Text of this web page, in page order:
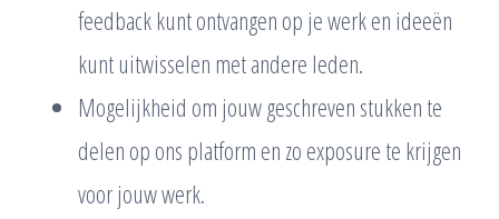
feedback kunt ontvangen op je werk en ideeën
kunt uitwisselen met andere leden.
Mogelijkheid om jouw geschreven stukken te
delen op ons platform en zo exposure te krijgen
voor jouw werk.